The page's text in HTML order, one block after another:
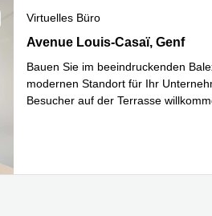
Virtuelles Büro
5. und 6. Stock,18, Avenue Louis-
Avenue Louis-Casaï, Genf
Bauen Sie im beeindruckenden
modernen Standort für Ihr
Besucher auf der Terrasse